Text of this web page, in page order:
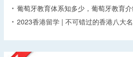
葡萄牙教育体系知多少，葡萄牙教育
2023香港留学 | 不可错过的香港八大